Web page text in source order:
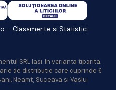
SRL Iasi. In varianta tiparita,
de distributie care cuprinde 6
Neamt, Suceava si Vaslui